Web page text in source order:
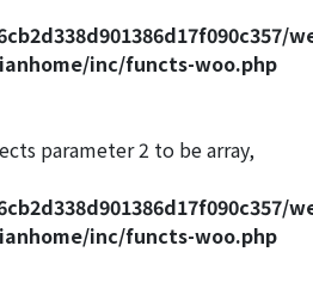
inc/functs-woo.php
parameter 2 to be array,
inc/functs-woo.php